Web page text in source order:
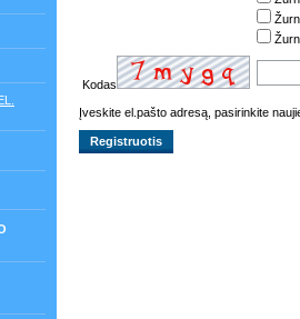
Kodas
Įveskite el.pašto adresą, pasirinkite